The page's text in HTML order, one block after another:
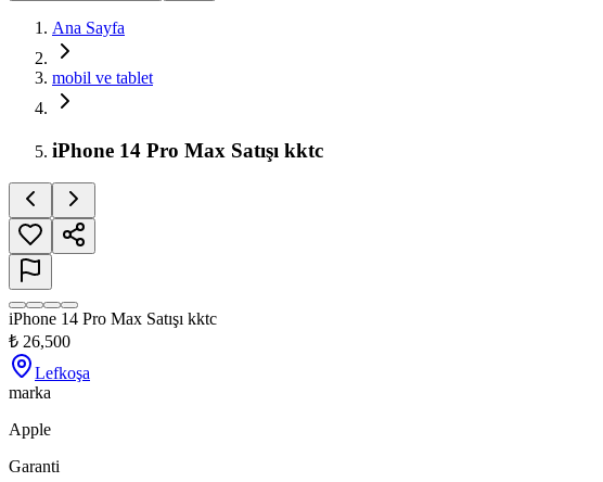
Ana Sayfa
mobil ve tablet
iPhone 14 Pro Max Satışı kktc
iPhone 14 Pro Max Satışı kktc
₺ 26,500
Lefkoşa
marka
Apple
Garanti